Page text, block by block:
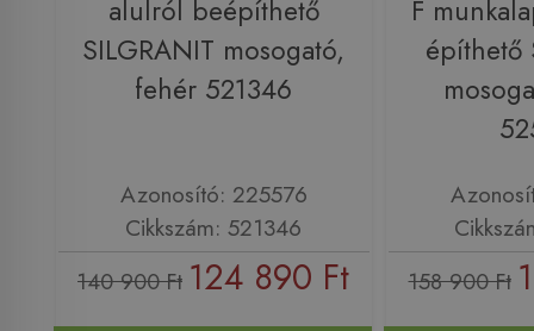
alulról beépíthető
SILGRANIT mosogató,
fehér 521346
Azonosító: 225576
Cikkszám: 521346
140 900 Ft 124 890 Ft
F
építhető
158 900 Ft